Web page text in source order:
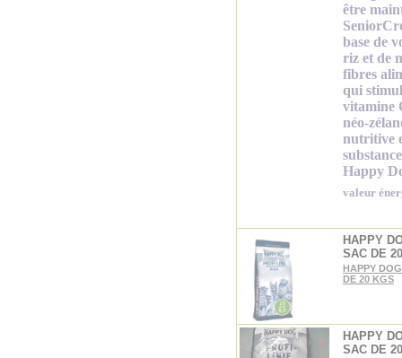
être
base de
riz et de
fibres
qui
vitamine
néo-
nutritive
Happy
valeur
HAPPY
SAC DE
HAPPY
DE 20 KGS
HAPPY
SAC DE